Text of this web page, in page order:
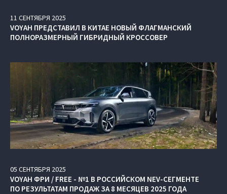
11 СЕНТЯБРЯ 2025
VOYAH ПРЕДСТАВИЛ В КИТАЕ НОВЫЙ ФЛАГМАНСКИЙ
ПОЛНОРАЗМЕРНЫЙ ГИБРИДНЫЙ КРОССОВЕР
05 СЕНТЯБРЯ 2025
VOYAH ФРИ / FREE - №1 В РОССИЙСКОМ NEV-СЕГМЕНТЕ
ПО РЕЗУЛЬТАТАМ ПРОДАЖ ЗА 8 МЕСЯЦЕВ 2025 ГОДА